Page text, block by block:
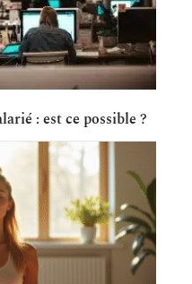
: est ce possible ?